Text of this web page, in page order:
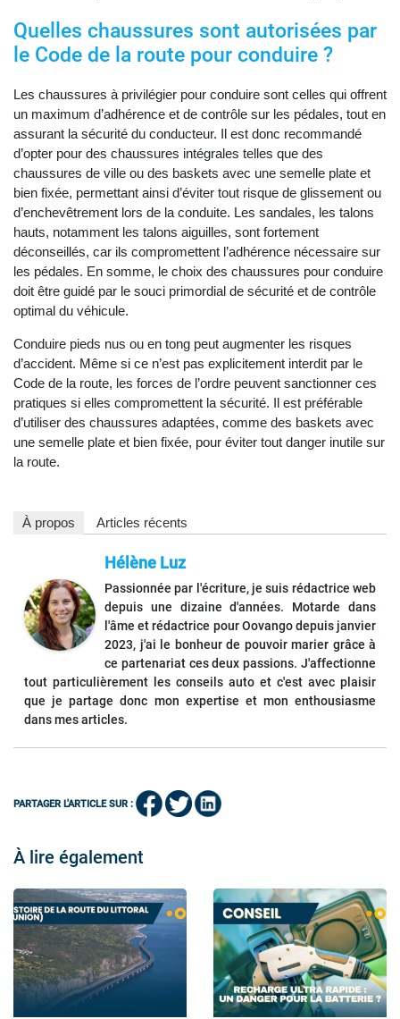
Quelles chaussures sont autorisées par
le Code de la route pour conduire ?
Les chaussures à privilégier pour conduire sont celles qui offrent
un maximum d’adhérence et de contrôle sur les pédales, tout en
assurant la sécurité du conducteur. Il est donc recommandé
d’opter pour des chaussures intégrales telles que des
chaussures de ville ou des baskets avec une semelle plate et
bien fixée, permettant ainsi d’éviter tout risque de glissement ou
d’enchevêtrement lors de la conduite. Les sandales, les talons
hauts, notamment les talons aiguilles, sont fortement
déconseillés, car ils compromettent l’adhérence nécessaire sur
les pédales. En somme, le choix des chaussures pour conduire
doit être guidé par le souci primordial de sécurité et de contrôle
optimal du véhicule.
Conduire pieds nus ou en tong peut augmenter les risques
d’accident. Même si ce n’est pas explicitement interdit par le
Code de la route, les forces de l’ordre peuvent sanctionner ces
pratiques si elles compromettent la sécurité. Il est préférable
d’utiliser des chaussures adaptées, comme des baskets avec
une semelle plate et bien fixée, pour éviter tout danger inutile sur
la route.
À propos Articles récents
Hélène Luz
Passionnée par l'écriture, je suis rédactrice web
depuis une dizaine d'années. Motarde dans
l'âme et rédactrice pour Oovango depuis janvier
2023, j'ai le bonheur de pouvoir marier grâce à
ce partenariat ces deux passions. J'affectionne
tout particulièrement les conseils auto et c'est avec plaisir
que je partage donc mon expertise et mon enthousiasme
dans mes articles.
PARTAGER L'ARTICLE SUR :
À lire également